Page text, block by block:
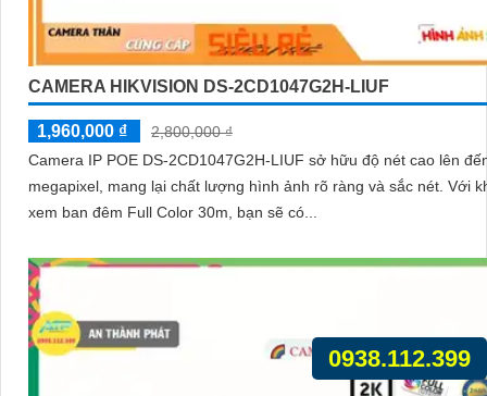
CAMERA HIKVISION DS-2CD1047G2H-LIUF
1,960,000 ₫
2,800,000 ₫
Camera IP POE DS-2CD1047G2H-LIUF sở hữu độ nét cao lên
megapixel, mang lại chất lượng hình ảnh rõ ràng và sắc nét. Với khả năng
xem ban đêm Full Color 30m, bạn sẽ có...
0938.112.399